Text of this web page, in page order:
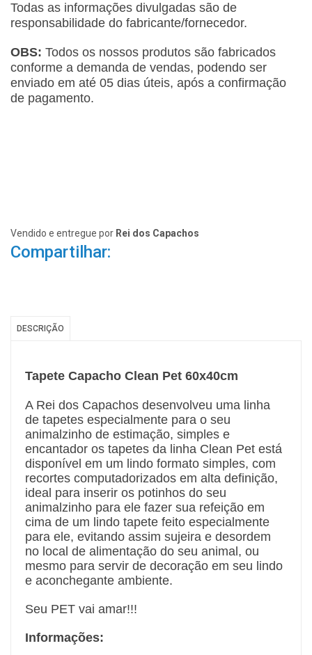
Todas as informações divulgadas são de
responsabilidade do fabricante/fornecedor.
OBS: Todos os nossos produtos são fabricados
conforme a demanda de vendas, podendo ser
enviado em até 05 dias úteis, após a confirmação
de pagamento.
Vendido e entregue por Rei dos Capachos
Compartilhar:
DESCRIÇÃO
Tapete Capacho Clean Pet 60x40cm
A Rei dos Capachos desenvolveu uma linha
de tapetes especialmente para o seu
animalzinho de estimação, simples e
encantador os tapetes da linha Clean Pet está
disponível em um lindo formato simples, com
recortes computadorizados em alta definição,
ideal para inserir os potinhos do seu
animalzinho para ele fazer sua refeição em
cima de um lindo tapete feito especialmente
para ele, evitando assim sujeira e desordem
no local de alimentação do seu animal, ou
mesmo para servir de decoração em seu lindo
e aconchegante ambiente.
Seu PET vai amar!!!
Informações: